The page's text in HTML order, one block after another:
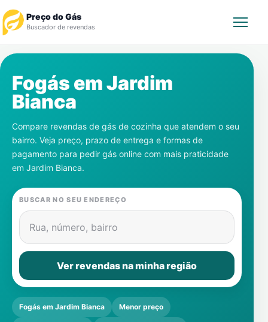
Preço do Gás
Buscador de revendas
Revendedor
Notícias
Cadastre-se
Gás
Contatos
Fogás emJardim
Bianca
Compare revendas de gás de cozinha que atendem o seu
bairro. Veja preço, prazo de entrega e formas de
pagamento para pedir gás online com mais praticidade
em Jardim Bianca.
BUSCAR NO SEU ENDEREÇO
Rua, número, bairro
Ver revendas na minha região
Fogás em Jardim Bianca Menor preço